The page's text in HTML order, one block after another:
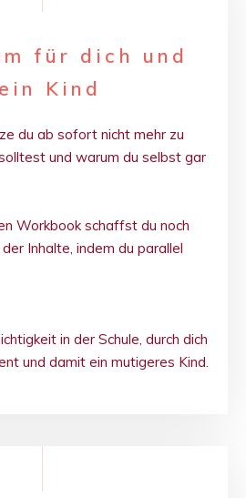
für dich und
Kind
du ab sofort nicht mehr zu
und warum du selbst gar
Workbook schaffst du noch
Inhalte, indem du parallel
in der Schule, durch dich
und damit ein mutigeres Kind.